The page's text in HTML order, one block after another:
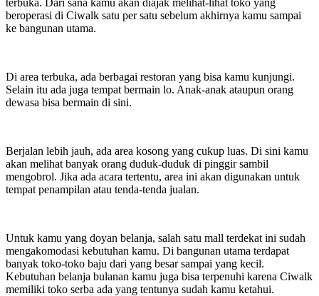
beroperasi di Ciwalk satu per satu sebelum akhirnya kamu sampai
ke bangunan utama.
Di area terbuka, ada berbagai restoran yang bisa kamu kunjungi.
Selain itu ada juga tempat bermain lo. Anak-anak ataupun orang
dewasa bisa bermain di sini.
Berjalan lebih jauh, ada area kosong yang cukup luas. Di sini kamu
akan melihat banyak orang duduk-duduk di pinggir sambil
mengobrol. Jika ada acara tertentu, area ini akan digunakan untuk
tempat penampilan atau tenda-tenda jualan.
Untuk kamu yang doyan belanja, salah satu mall terdekat ini sudah
mengakomodasi kebutuhan kamu. Di bangunan utama terdapat
banyak toko-toko baju dari yang besar sampai yang kecil.
Kebutuhan belanja bulanan kamu juga bisa terpenuhi karena Ciwalk
memiliki toko serba ada yang tentunya sudah kamu ketahui.